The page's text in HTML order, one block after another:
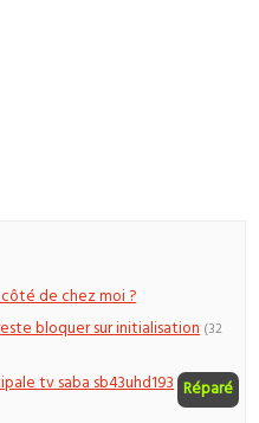
de chez moi ?
bloquer sur initialisation (32
tv saba sb43uhd193 Réparé